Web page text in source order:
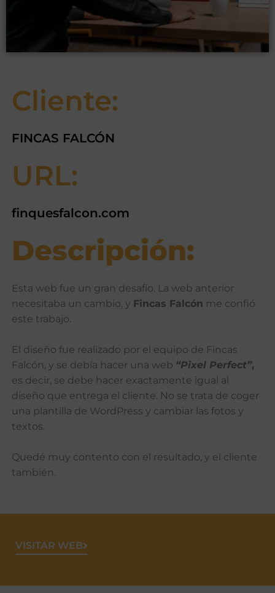
Cliente:
FINCAS FALCÓN
URL:
finquesfalcon.com
Descripción:
Esta web fue un gran desafío. La web anterior
necesitaba un cambio, y Fincas Falcón me confió
este trabajo.
El diseño fue realizado por el equipo de Fincas
Falcón, y se debía hacer una web “Pixel Perfect”,
es decir, se debe hacer exactamente igual al
diseño que entrega el cliente. No se trata de coger
una plantilla de WordPress y cambiar las fotos y
textos.
Quedé muy contento con el resultado, y el cliente
también.
VISITAR WEB